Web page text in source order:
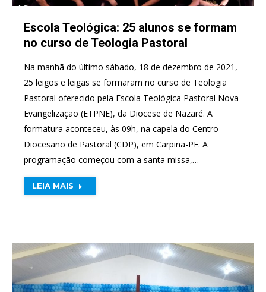
Escola Teológica: 25 alunos se formam
no curso de Teologia Pastoral
Na manhã do último sábado, 18 de dezembro de 2021,
25 leigos e leigas se formaram no curso de Teologia
Pastoral oferecido pela Escola Teológica Pastoral Nova
Evangelização (ETPNE), da Diocese de Nazaré. A
formatura aconteceu, às 09h, na capela do Centro
Diocesano de Pastoral (CDP), em Carpina-PE. A
programação começou com a santa missa,…
LEIA MAIS